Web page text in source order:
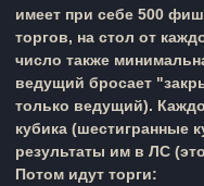
имеет при себе 500
торгов, на стол от
число также
ведущий бросает
только ведущий).
кубика (шестигранные
результаты им в ЛС
Потом идут торги: